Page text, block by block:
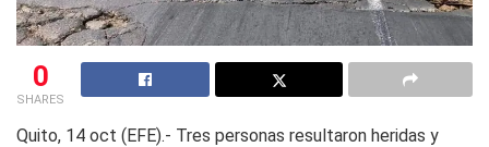
0
SHARES
Quito, 14 oct (EFE).- Tres personas resultaron heridas y